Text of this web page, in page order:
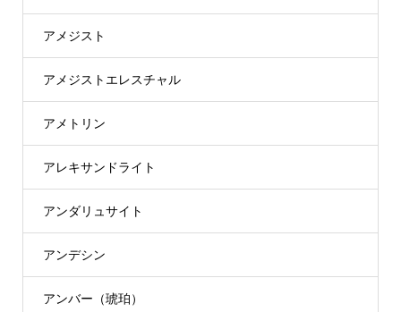
アメジスト
アメジストエレスチャル
アメトリン
アレキサンドライト
アンダリュサイト
アンデシン
アンバー（琥珀）